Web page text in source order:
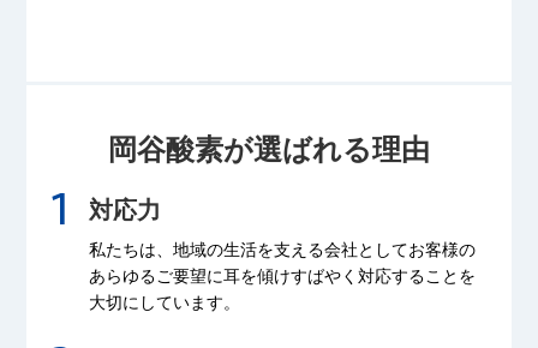
岡谷酸素が選ばれる理由
対応力
私たちは、地域の生活を支える会社としてお客様の
あらゆるご要望に耳を傾けすばやく対応することを
大切にしています。